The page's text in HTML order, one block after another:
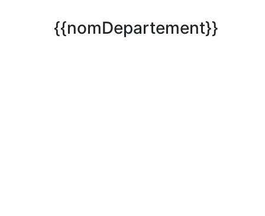
{{nomDepartement}}